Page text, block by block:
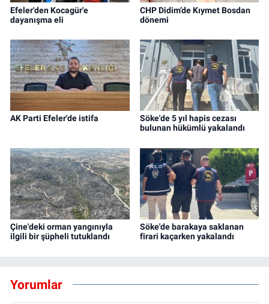
Efeler'den Kocagür'e
dayanışma eli
CHP Didim’de Kıymet Bosdan
dönemi
AK Parti Efeler'de istifa
Söke'de 5 yıl hapis cezası
bulunan hükümlü yakalandı
Çine'deki orman yangınıyla
ilgili bir şüpheli tutuklandı
Söke'de barakaya saklanan
firari kaçarken yakalandı
Yorumlar